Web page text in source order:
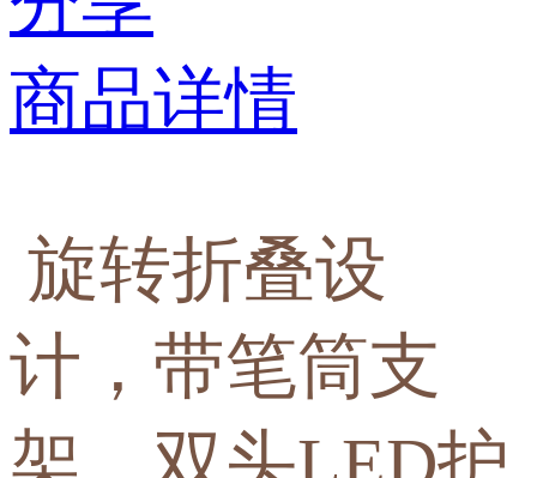
商品详情
旋转折叠设
计，带笔筒支